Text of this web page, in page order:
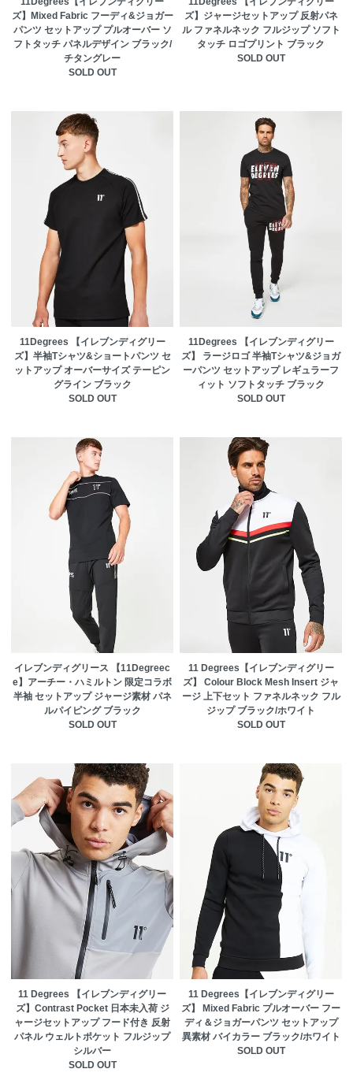
ズ】Mixed Fabric フーディ&ジョガー
パンツ セットアップ プルオーバー ソ
フトタッチ パネルデザイン ブラック/
チタングレー
SOLD OUT
ズ】ジャージセットアップ 反射パネ
ル ファネルネック フルジップ ソフト
タッチ ロゴプリント ブラック
SOLD OUT
11Degrees 【イレブンディグリー
ズ】半袖Tシャツ&ショートパンツ セ
ットアップ オーバーサイズ テーピン
グライン ブラック
SOLD OUT
11Degrees 【イレブンディグリー
ズ】 ラージロゴ 半袖Tシャツ&ジョガ
ーパンツ セットアップ レギュラーフ
ィット ソフトタッチ ブラック
SOLD OUT
イレブンディグリース 【11Degreec
e】アーチー・ハミルトン 限定コラボ
半袖 セットアップ ジャージ素材 パネ
ルパイピング ブラック
SOLD OUT
11 Degrees【イレブンディグリー
ズ】 Colour Block Mesh Insert ジャ
ージ 上下セット ファネルネック フル
ジップ ブラック/ホワイト
SOLD OUT
11 Degrees 【イレブンディグリー
ズ】Contrast Pocket 日本未入荷 ジ
ャージセットアップ フード付き 反射
パネル ウェルトポケット フルジップ
シルバー
SOLD OUT
11 Degrees【イレブンディグリー
ズ】 Mixed Fabric プルオーバー フー
ディ＆ジョガーパンツ セットアップ
異素材 バイカラー ブラック/ホワイト
SOLD OUT